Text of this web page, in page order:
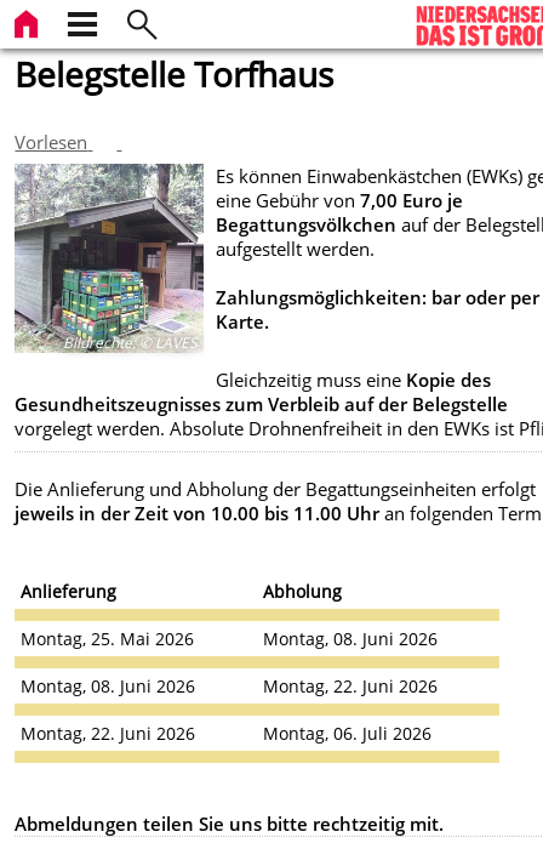
Belegstelle Torfhaus
Vorlesen
Bildrechte:© LAVES
Es können Einwabenkästchen (EWKs)
eine Gebühr von7,00 Euro je
Begattungsvölkchen auf der
aufgestellt werden.
Zahlungsmöglichkeiten: bar oder per
Karte.
Gleichzeitig muss eine Kopie des
Gesundheitszeugnisses zum Verbleib auf der Belegstelle
vorgelegt werden. Absolute Drohnenfreiheit in den EWKs ist
Die Anlieferung und Abholung der Begattungseinheiten erfolgt
jeweils in der Zeit von 10.00 bis 11.00 Uhran folgenden
Anlieferung Abholung
Montag, 25. Mai 2026 Montag, 08. Juni 2026
Montag, 08. Juni 2026 Montag, 22. Juni 2026
Montag, 22. Juni 2026 Montag, 06. Juli 2026
Abmeldungen teilen Sie uns bitte rechtzeitig mit.